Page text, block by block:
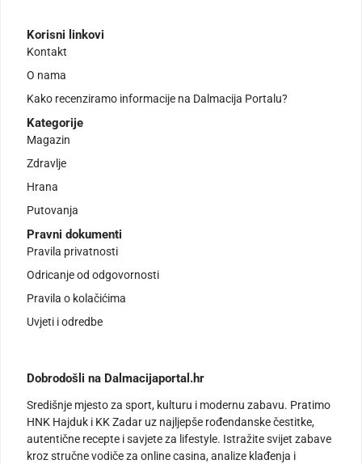
Korisni linkovi
Kontakt
O nama
Kako recenziramo informacije na Dalmacija Portalu?
Kategorije
Magazin
Zdravlje
Hrana
Putovanja
Pravni dokumenti
Pravila privatnosti
Odricanje od odgovornosti
Pravila o kolačićima
Uvjeti i odredbe
Dobrodošli na Dalmacijaportal.hr
Središnje mjesto za sport, kulturu i modernu zabavu. Pratimo
HNK Hajduk i KK Zadar uz najljepše rođendanske čestitke,
autentične recepte i savjete za lifestyle. Istražite svijet zabave
kroz stručne vodiče za online casina, analize klađenja i